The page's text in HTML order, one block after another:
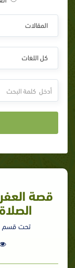
المقالات
كل اللغات
قصة
تحت